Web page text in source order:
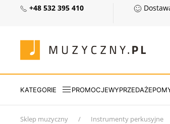
+48 532 395 410
KATEGORIE PROMOCJEWYPRZEDAŻE
Sklep muzyczny Instrumenty perkusyjne